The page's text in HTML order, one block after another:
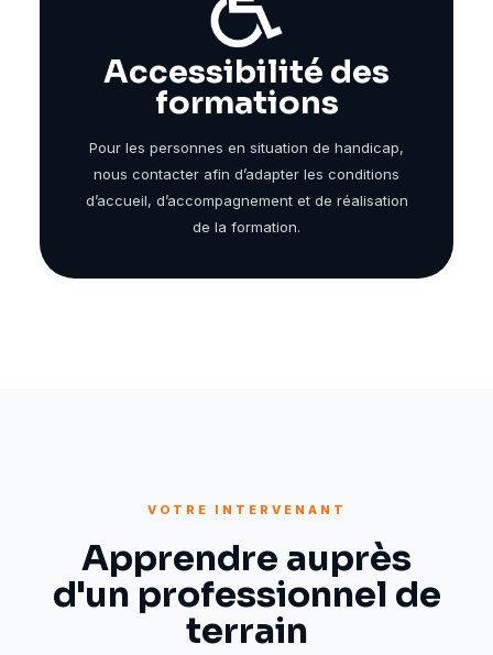
Accessibilité des
formations
Pour les personnes en situation de handicap,
nous contacter afin d’adapter les conditions
d’accueil, d’accompagnement et de réalisation
de la formation.
VOTRE INTERVENANT
Apprendre auprès
d'un professionnel de
terrain